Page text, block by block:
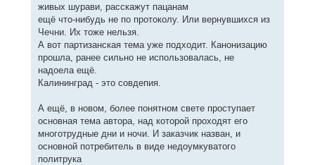
живых шурави, расскажут пацанам
ещё что-нибудь не по протоколу. Или вернувшихся из
Чечни. Их тоже нельзя.
А вот партизанская тема уже подходит. Канонизацию
прошла, ранее сильно не использовалась, не
надоела ещё.
Калининград - это совдепия.
А ещё, в новом, более понятном свете проступает
основная тема автора, над которой проходят его
многотрудные дни и ночи. И заказчик назван, и
основной потребитель в виде недоумкуватого
политрука